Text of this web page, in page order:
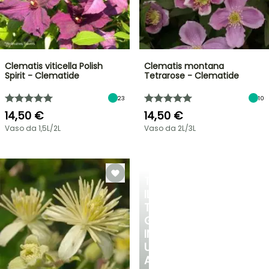
TUO
GIARDINO
IN
UN
ANGOLO
Clematis viticella Polish
Spirit - Clematide
23
14,50 €
Vaso da 1,5L/2L
Clematis montana
Tetrarose - Clematide
10
14,50 €
Vaso da 2L/3L